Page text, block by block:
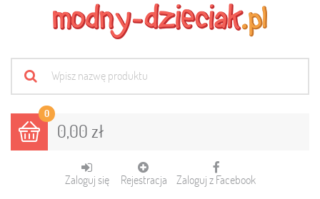
0
0,00 zł
Zaloguj się Rejestracja Zaloguj z Facebook